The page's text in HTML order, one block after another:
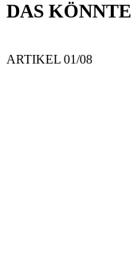
DAS
ARTIKEL 01/08